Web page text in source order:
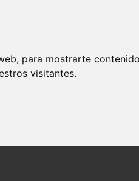
para mostrarte
visitantes.